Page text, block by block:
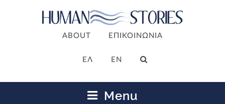
ABOUT ΕΠΙΚΟΙΝΩΝΙΑ
ΕΛ EN
Menu